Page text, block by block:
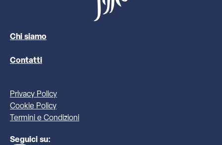
Chi siamo
Contatti
Privacy Policy
Cookie Policy
Termini e Condizioni
Seguici su: